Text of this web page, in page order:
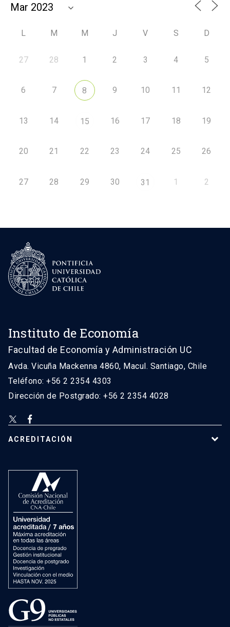
L M M J V S D
27 28 1 2 3 4 5
6 7 8 9 10 11 12
13 14 15 16 17 18 19
20 21 22 23 24 25 26
27 28 29 30 31 1 2
Instituto de Economía
Facultad de Economía y Administración UC
Avda. Vicuña Mackenna 4860, Macul. Santiago, Chile
Teléfono: +56 2 2354 4303
Dirección de Postgrado: +56 2 2354 4028
ACREDITACIÓN